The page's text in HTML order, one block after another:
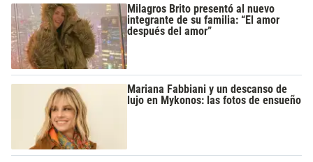
Milagros Brito presentó al nuevo
integrante de su familia: “El amor
después del amor”
Mariana Fabbiani y un descanso de
lujo en Mykonos: las fotos de ensueño